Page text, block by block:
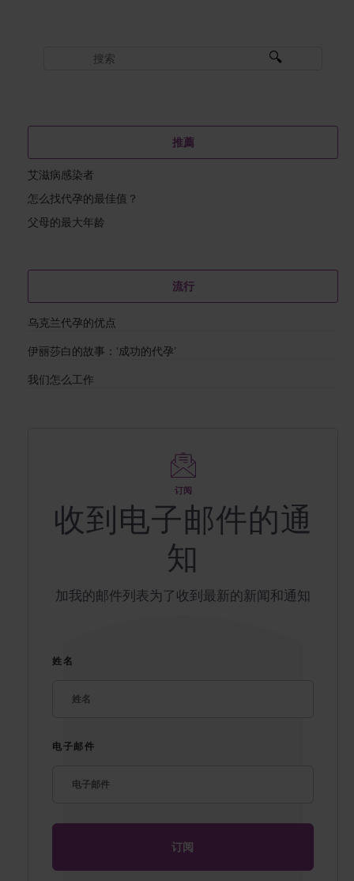
推薦
艾滋病感染者
怎么找代孕的最佳值？
父母的最大年龄
流行
乌克兰代孕的优点
伊丽莎白的故事：‘成功的代孕’
我们怎么工作
订阅
收到电子邮件的通
知
加我的邮件列表为了收到最新的新闻和通知
姓名
电子邮件